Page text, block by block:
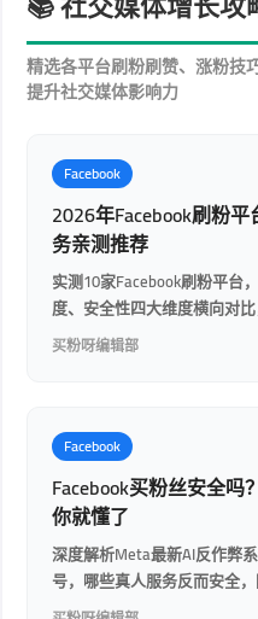
精选各平台刷粉刷赞、涨粉技
提升社交媒体影响力
Facebook
2026年Facebook刷粉
务亲测推荐
实测10家Facebook刷粉平台
度、安全性四大维度横向对比
买粉呀编辑部
Facebook
Facebook买粉丝安全
你就懂了
深度解析Meta最新AI反作弊
号，哪些真人服务反而安全，